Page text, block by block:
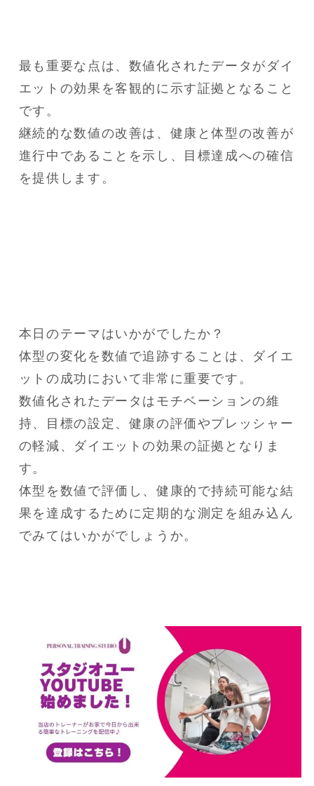
最も重要な点は、数値化されたデータがダイ
エットの効果を客観的に示す証拠となること
です。
継続的な数値の改善は、健康と体型の改善が
進行中であることを示し、目標達成への確信
を提供します。
本日のテーマはいかがでしたか？
体型の変化を数値で追跡することは、ダイエ
ットの成功において非常に重要です。
数値化されたデータはモチベーションの維
持、目標の設定、健康の評価やプレッシャー
の軽減、ダイエットの効果の証拠となりま
す。
体型を数値で評価し、健康的で持続可能な結
果を達成するために定期的な測定を組み込ん
でみてはいかがでしょうか。